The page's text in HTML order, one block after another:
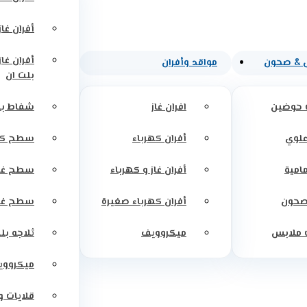
& صحون
حوضين
ملابس
مواقد وأفران
افران غاز
أفران كهرباء
أفران غاز و كهرباء
أفران كهرباء صغيرة
ميكروويف
أفران
أفران
بلت ان
شفاط
سطح
سطح
سطح
ثلاجه